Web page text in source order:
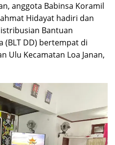
anggota Babinsa Koramil
Hidayat hadiri dan
Bantuan
(BLT DD) bertempat di
Ulu Kecamatan Loa Janan,